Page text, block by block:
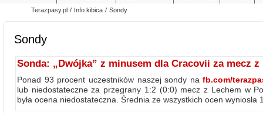
Terazpasy.pl / Info kibica / Sondy
Sondy
Sonda: „Dwójka” z minusem dla Cracovii za mecz z
Ponad 93 procent uczestników naszej sondy nafb.com/
lub niedostateczne za przegrany 1:2 (0:0) mecz z Lechem w
była ocena niedostateczna. Średnia ze wszystkich ocen